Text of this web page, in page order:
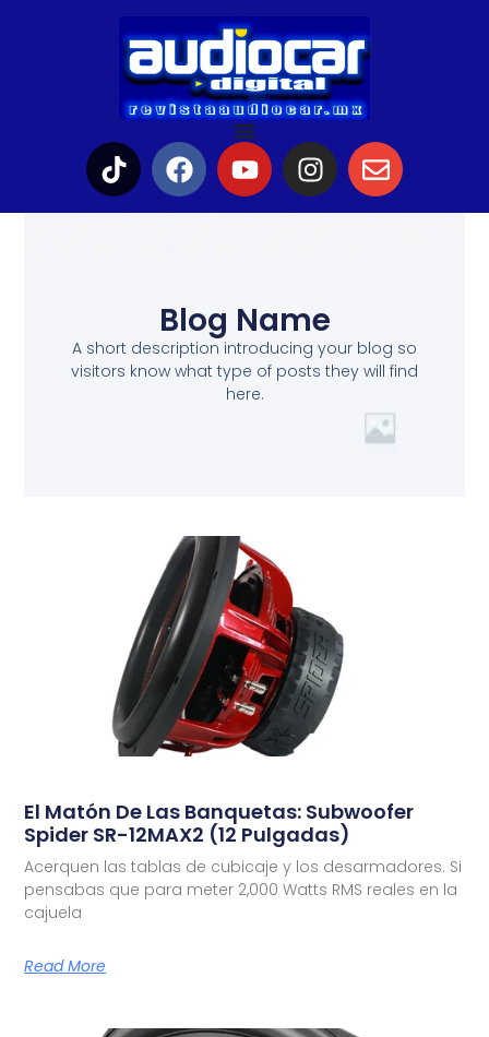
Blog Name
A short description introducing your blog so
visitors know what type of posts they will find
here.
El Matón De Las Banquetas: Subwoofer
Spider SR-12MAX2 (12 Pulgadas)
Acerquen las tablas de cubicaje y los desarmadores. Si
pensabas que para meter 2,000 Watts RMS reales en la
cajuela
Read More